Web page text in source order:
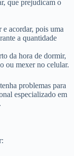
que prejudicam o
acordar, pois uma
a quantidade
da hora de dormir,
ou mexer no celular.
problemas para
especializado em